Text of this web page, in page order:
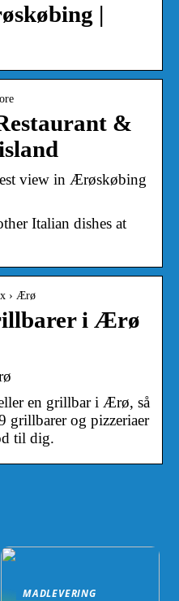
|
&
view in Ærøskøbing
Italian dishes at
› Ærø
i Ærø
en grillbar i Ærø, så
grillbarer og pizzeriaer
til dig.
MADLEVERING